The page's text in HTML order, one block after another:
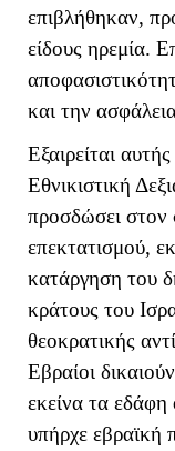
επιβλήθηκαν,
είδους ηρεμία.
και την
Εξαιρείται
Εθνικιστική
προσδώσει στον
επεκτατισμού,
κατάργηση του
κράτους του
θεοκρατικής
Εβραίοι
εκείνα τα
υπήρχε εβραϊκή